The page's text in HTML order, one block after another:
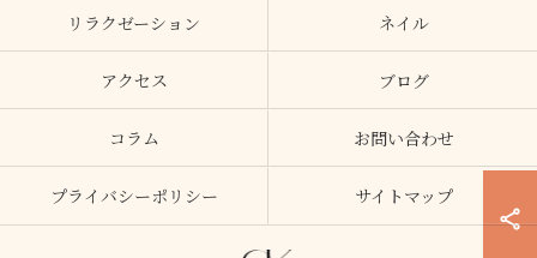
リラクゼーション ネイル
アクセス ブログ
コラム お問い合わせ
プライバシーポリシー サイトマップ